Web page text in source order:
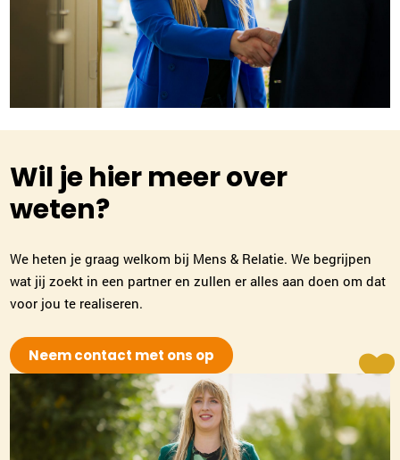
Wil je hier meer over
weten?
We heten je graag welkom bij Mens & Relatie. We begrijpen
wat jij zoekt in een partner en zullen er alles aan doen om dat
voor jou te realiseren.
Neem contact met ons op